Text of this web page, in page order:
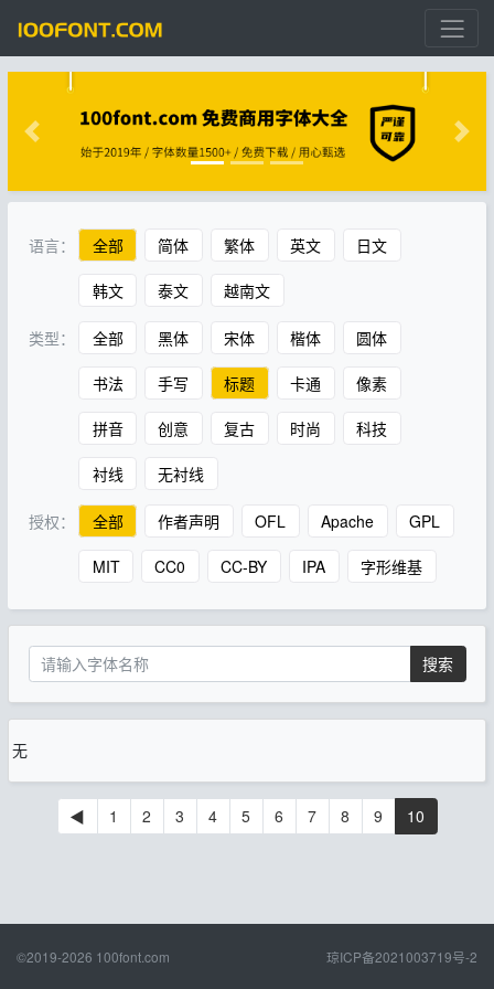
语言： 全部 简体 繁体 英文 日文
韩文 泰文 越南文
类型： 全部 黑体 宋体 楷体 圆体
书法 手写 标题 卡通 像素
拼音 创意 复古 时尚 科技
衬线 无衬线
授权： 全部 作者声明 OFL Apache GPL
MIT CC0 CC-BY IPA 字形维基
搜索
无
◀ 1 2 3 4 5 6 7 8 9 10
©2019-2026 100font.com 琼ICP备2021003719号-2